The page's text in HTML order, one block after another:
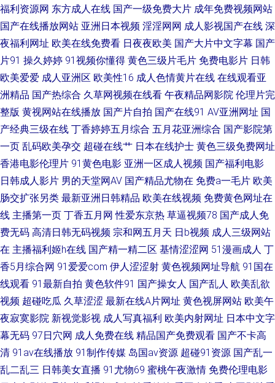
四虎性爱aV 91在线国内 国产人妖群交 免费人人操 日韩影院五区 在线香蕉
97亚洲精品成人 福利姬AV网站 久久这里有精品 日本美女啪啪啪 91大神西瓜
超碰蜜臀91 后入色站 欧美性爱去干网 偷窥自拍亚洲色图 91女孩色女导航 成
人dy亚洲 久久草莓在线 人妖看片AV网站 性少妇果冻传媒 久草影片 51视频
制服中文丝 www欧美日 欧美自拍色图 99精品视频在线 后入大屁股少妇 青
娱乐91国产 香蕉在线视频 91孕妇在线观看 福利社一区 成人电影A片 日韩无
人区艹 国产人妻喷水视频 日韩卡一卡二卡三 俺去啦最新网站 激情网页 日本
特黄 自拍十区 超碰极品 久草免费福利网站
福利资源网 东方成人在线 国产一级免费大片 成年免费视频网站
国产在线播放网站 亚洲日本视频 淫淫网网 成人影视国产在线 深
夜福利网址 欧美在线免费看 日夜夜欧美 国产大片中文字幕 国产
片91 操久婷婷 91视频你懂得 黄色三级片毛片 免费电影片 日韩
欧美爱爱 成人亚洲区 欧美性16 成人色情黄片在线 在线观看亚
洲精品 国产热综合 久草网视频在线看 午夜精品网影院 伦理片完
整版 黄视网站在线播放 国产片自拍 国产在线91 AV亚洲网址 国
产经典三级在线 丁香婷婷五月综合 五月花亚洲综合 国产影院第
一页 乱码欧美孕交 超碰在线艹 日本在线护士 黄色三级免费网址
香港电影伦理片 91黄色电影 亚洲一区成人视频 国产福利电影
日韩成人影片 男的天堂网AV 国产精品尤物在 免费a一毛片 欧美
肠交扩张另类 最新亚洲日韩精品 欧美在线视频 免费黄色网址在
线 主播第一页 丁香五月网 性爱东京热 草逼视频78 国产成人免
费无码 高清日韩无码视频 宗和网五月天 日b视频 成人三级网站
在 主播福利姬h在线 国产精一精二区 基情涩涩网 51漫画成人 丁
香5月综合网 91爱爱com 伊人涩涩射 黄色视频网址导航 91国在
线观看 91最新自拍 黄色软件91 国产操女人 国产乱人 欧美乱欲
视频 超碰吃瓜 久草涩涩 最新在线A片网址 黄色视屏网站 欧美午
夜寂寞影院 新视觉影视 成人写真福利 欧美内射网址 日本中文字
幕无码 97日穴网 成人免费在线 精品国产免费观看 国产不卡高
清 91av在线播放 91制作传媒 岛国av资源 超碰91资源 国产乱一
乱二乱三 日韩美女直播 91尤物69 蜜桃午夜激情 免费伦理电影